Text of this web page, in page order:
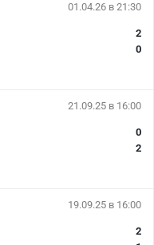
01.04.26 в 21:30
2
0
21.09.25 в 16:00
0
2
19.09.25 в 16:00
2